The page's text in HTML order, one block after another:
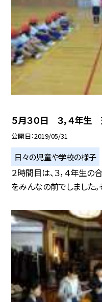
５月３０日 ３，４年
公開日 2019/05/31
日々の児童や学校の様子
２時間目は、３，４年生
をみんなの前でしました。